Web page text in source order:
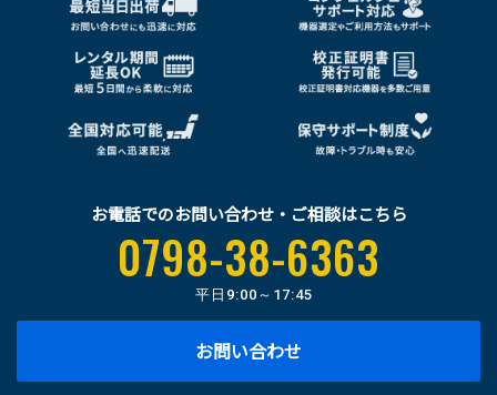
お電話でのお問い合わせ・ご相談はこちら
0798-38-6363
平日 9:00～17:45
お問い合わせ